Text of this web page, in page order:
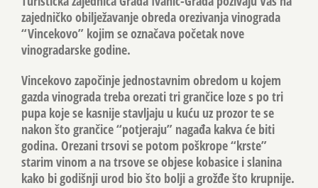
zajedničko obilježavanje obreda orezivanja vinograda
“Vincekovo” kojim se označava početak nove
vinogradarske godine.
Vincekovo započinje jednostavnim obredom u kojem
gazda vinograda treba orezati tri grančice loze s po tri
pupa koje se kasnije stavljaju u kuću uz prozor te se
nakon što grančice “potjeraju” nagađa kakva će biti
godina. Orezani trsovi se potom poškrope “krste”
starim vinom a na trsove se objese kobasice i slanina
kako bi godišnji urod bio što bolji a grožđe što krupnije.